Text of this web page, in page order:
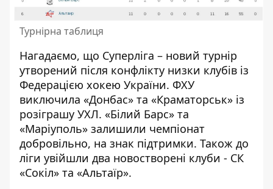
Турнірна таблиця
Нагадаємо, що Суперліга – новий турнір
утворений після конфлікту низки клубів із
Федерацією хокею України. ФХУ
виключила «Донбас» та «Краматорськ» із
розіграшу УХЛ. «Білий Барс» та
«Маріуполь» залишили чемпіонат
добровільно, на знак підтримки. Також до
ліги увійшли два новостворені клуби - СК
«Сокіл» та «Альтаїр».